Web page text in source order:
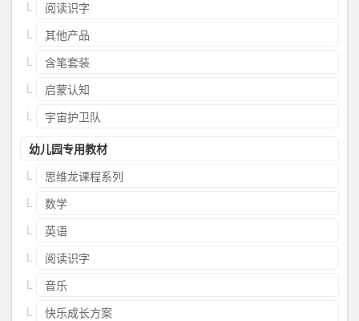
阅读识字
其他产品
含笔套装
启蒙认知
宇宙护卫队
幼儿园专用教材
思维龙课程系列
数学
英语
阅读识字
音乐
快乐成长方案